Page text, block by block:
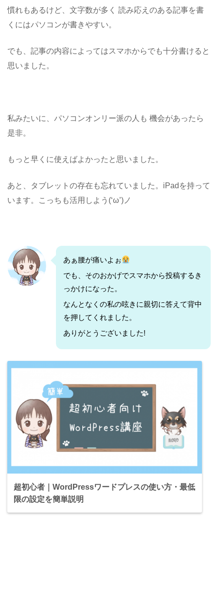
慣れもあるけど、文字数が多く 読み応えのある記事を書
くにはパソコンが書きやすい。
でも、記事の内容によってはスマホからでも十分書けると
思いました。
私みたいに、パソコンオンリー派の人も 機会があったら
是非。
もっと早くに使えばよかったと思いました。
あと、タブレットの存在も忘れていました。iPadを持って
います。こっちも活用しよう(‘ω’)ノ
あぁ腰が痛いよぉ
でも、そのおかげでスマホから投稿するき
っかけになった。
なんとなくの私の呟きに親切に答えて背中
を押してくれました。
ありがとうございました!
超初心者｜WordPressワードプレスの使い方・最低
限の設定を簡単説明